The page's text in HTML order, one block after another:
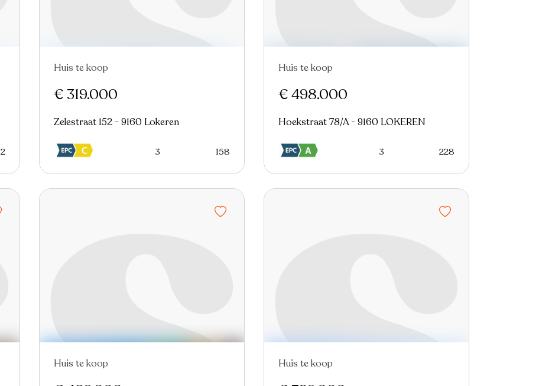
2
Nieuw
Huis te koop
€ 319.000
Zelestraat 152 - 9160 Lokeren
3 158
Nieuw Virtual tour
Huis te koop
€ 498.000
Hoekstraat 78/A - 9160 LOKEREN
3 228
Huis te koop Huis te koop